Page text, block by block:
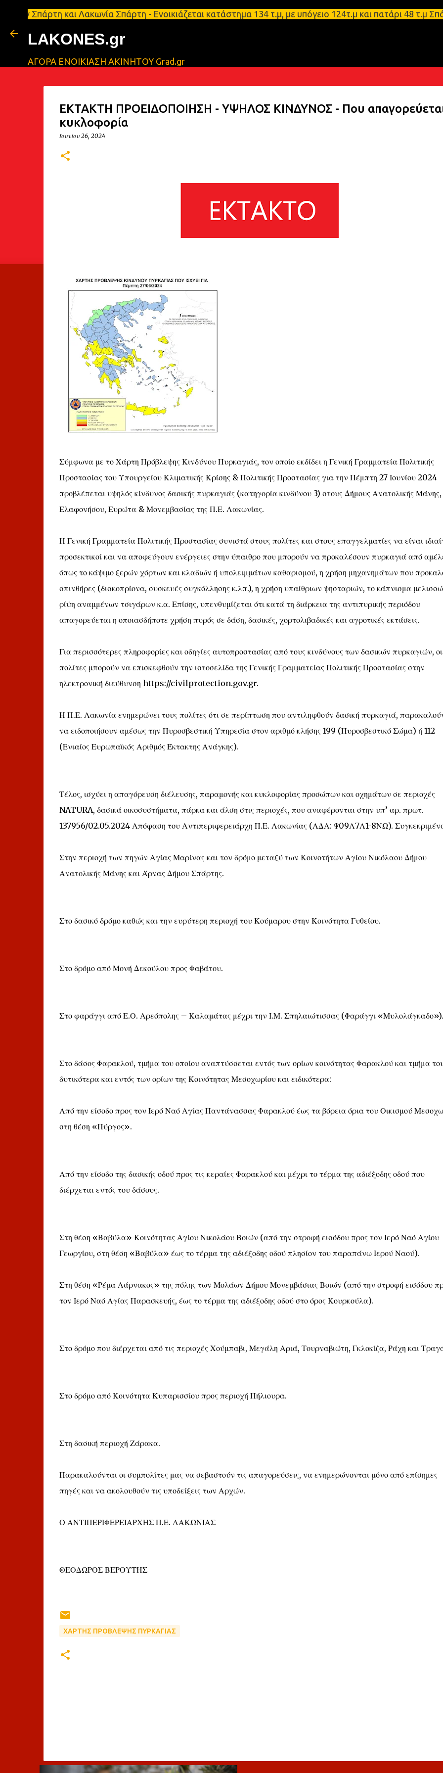
Μετάβαση στο κύριο περιεχόμενο
και Λακωνία Σπάρτη - Ενοικιάζεται κατάστημα 134 τ.μ, με υπόγειο 124τ.μ και πατάρι 48 τ.μ
LAKONES.gr
ΑΓΟΡΑ ΕΝΟΙΚΙΑΣΗ ΑΚΙΝΗΤΟΥ Grad.gr
ΕΚΤΑΚΤΗ ΠΡΟΕΙΔΟΠΟΙΗΣΗ - ΥΨΗΛΟΣ ΚΙΝΔΥΝΟΣ - Που
κυκλοφορία
Ιουνίου 26, 2024
Σύμφωνα με το Χάρτη Πρόβλεψης Κινδύνου Πυρκαγιάς, τον οποίο εκδίδει η Γενική Γραμματεία Πολιτικής
Προστασίας του Υπουργείου Κλιματικής Κρίσης & Πολιτικής Προστασίας για την Πέμπτη 27 Ιουνίου 2024
προβλέπεται υψηλός κίνδυνος δασικής πυρκαγιάς (κατηγορία κινδύνου 3) στους Δήμους Ανατολικής Μάνης,
Ελαφονήσου, Ευρώτα & Μονεμβασίας της Π.Ε. Λακωνίας.
Η Γενική Γραμματεία Πολιτικής Προστασίας συνιστά στους πολίτες και στους επαγγελματίες να είναι
προσεκτικοί και να αποφεύγουν ενέργειες στην ύπαιθρο που μπορούν να προκαλέσουν πυρκαγιά από
όπως το κάψιμο ξερών χόρτων και κλαδιών ή υπολειμμάτων καθαρισμού, η χρήση μηχανημάτων που
σπινθήρες (δισκοπρίονα, συσκευές συγκόλλησης κ.λπ.), η χρήση υπαίθριων ψησταριών, το κάπνισμα
ρίψη αναμμένων τσιγάρων κ.α. Επίσης, υπενθυμίζεται ότι κατά τη διάρκεια της αντιπυρικής περιόδου
απαγορεύεται η οποιασδήποτε χρήση πυρός σε δάση, δασικές, χορτολιβαδικές και αγροτικές εκτάσεις.
Για περισσότερες πληροφορίες και οδηγίες αυτοπροστασίας από τους κινδύνους των δασικών πυρκαγιών, οι
πολίτες μπορούν να επισκεφθούν την ιστοσελίδα της Γενικής Γραμματείας Πολιτικής Προστασίας στην
ηλεκτρονική διεύθυνση https://civilprotection.gov.gr.
Η Π.Ε. Λακωνία ενημερώνει τους πολίτες ότι σε περίπτωση που αντιληφθούν δασική πυρκαγιά,
να ειδοποιήσουν αμέσως την Πυροσβεστική Υπηρεσία στον αριθμό κλήσης 199 (Πυροσβεστικό Σώμα) ή 112
(Ενιαίος Ευρωπαϊκός Αριθμός Έκτακτης Ανάγκης).
Τέλος, ισχύει η απαγόρευση διέλευσης, παραμονής και κυκλοφορίας προσώπων και οχημάτων σε περιοχές
NATURA, δασικά οικοσυστήματα, πάρκα και άλση στις περιοχές, που αναφέρονται στην υπ’ αρ. πρωτ.
137956/02.05.2024 Απόφαση του Αντιπεριφερειάρχη Π.Ε. Λακωνίας (ΑΔΑ: Ψ09Λ7Λ1-8ΝΩ).
Στην περιοχή των πηγών Αγίας Μαρίνας και τον δρόμο μεταξύ των Κοινοτήτων Αγίου Νικόλαου Δήμου
Ανατολικής Μάνης και Άρνας Δήμου Σπάρτης.
Στο δασικό δρόμο καθώς και την ευρύτερη περιοχή του Κούμαρου στην Κοινότητα Γυθείου.
Στο δρόμο από Μονή Δεκούλου προς Φαβάτου.
Στο φαράγγι από Ε.Ο. Αρεόπολης – Καλαμάτας μέχρι την Ι.Μ. Σπηλαιώτισσας (Φαράγγι «Μυλολάγκαδο»).
Στο δάσος Φαρακλού, τμήμα του οποίου αναπτύσσεται εντός των ορίων κοινότητας Φαρακλού και τμήμα
δυτικότερα και εντός των ορίων της Κοινότητας Μεσοχωρίου και ειδικότερα:
Από την είσοδο προς τον Ιερό Ναό Αγίας Παντάνασσας Φαρακλού έως τα βόρεια όρια του Οικισμού
στη θέση «Πύργος».
Από την είσοδο της δασικής οδού προς τις κεραίες Φαρακλού και μέχρι το τέρμα της αδιέξοδης οδού που
διέρχεται εντός του δάσους.
Στη θέση «Βαβύλα» Κοινότητας Αγίου Νικολάου Βοιών (από την στροφή εισόδου προς τον Ιερό Ναό Αγίου
Γεωργίου, στη θέση «Βαβύλα» έως το τέρμα της αδιέξοδης οδού πλησίον του παραπάνω Ιερού Ναού).
Στη θέση «Ρέμα Λάρνακος» της πόλης των Μολάων Δήμου Μονεμβάσιας Βοιών (από την στροφή εισόδου
τον Ιερό Ναό Αγίας Παρασκευής, έως το τέρμα της αδιέξοδης οδού στο όρος Κουρκούλα).
Στο δρόμο που διέρχεται από τις περιοχές Χούμπαβι, Μεγάλη Αριά, Τουρναβιώτη, Γκλοκίζα, Ράχη και
Στο δρόμο από Κοινότητα Κυπαρισσίου προς περιοχή Πήλιουρα.
Στη δασική περιοχή Ζάρακα.
Παρακαλούνται οι συμπολίτες μας να σεβαστούν τις απαγορεύσεις, να ενημερώνονται μόνο από επίσημες
πηγές και να ακολουθούν τις υποδείξεις των Αρχών.
Ο ΑΝΤΙΠΕΡΙΦΕΡΕΙΑΡΧΗΣ Π.Ε. ΛΑΚΩΝΙΑΣ
ΘΕΟΔΩΡΟΣ ΒΕΡΟΥΤΗΣ
ΧΑΡΤΗΣ ΠΡΟΒΛΕΨΗΣ ΠΥΡΚΑΓΙΑΣ
λ